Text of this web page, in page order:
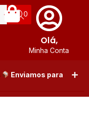
Olá,
Minha Conta
0
Enviamos para